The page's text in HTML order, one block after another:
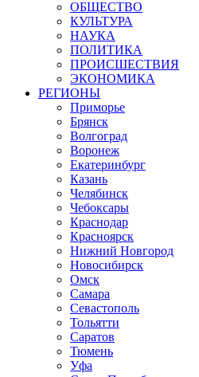
ОБЩЕСТВО
КУЛЬТУРА
НАУКА
ПОЛИТИКА
ПРОИСШЕСТВИЯ
ЭКОНОМИКА
РЕГИОНЫ
Приморье
Брянск
Волгоград
Воронеж
Екатеринбург
Казань
Челябинск
Чебоксары
Краснодар
Красноярск
Нижний Новгород
Новосибирск
Омск
Самара
Севастополь
Тольятти
Саратов
Тюмень
Уфа